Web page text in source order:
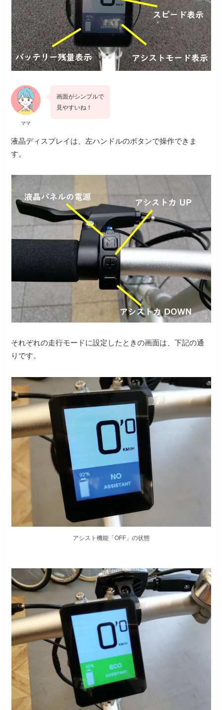
ママ
画面がシンプルで
見やすいね！
液晶ディスプレイは、左ハンドルのボタンで操作できま
す。
それぞれの走行モードに設定したときの画面は、下記の通
りです。
アシスト機能「OFF」の状態